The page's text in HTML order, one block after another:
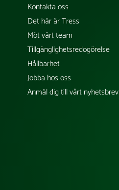
Kontakta oss
Det här är Tress
Möt vårt team
Tillgänglighetsredogörelse
Hållbarhet
Jobba hos oss
Anmäl dig till vårt nyhetsbrev